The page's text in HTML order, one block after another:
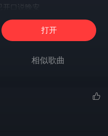
口说晚安
带羁绊
前的习惯
想带走
得很美
打开
相似歌曲